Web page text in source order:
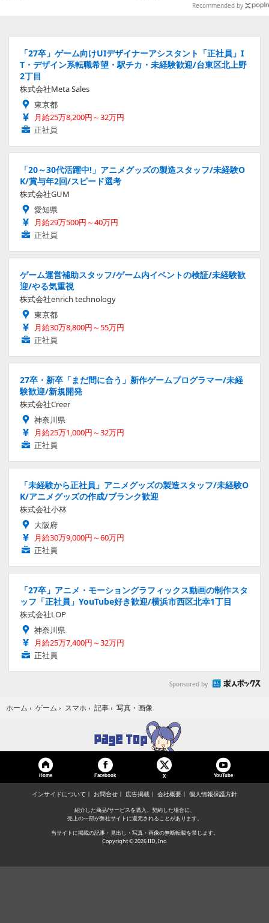
Recommended by
「27卒」ゲーム向けUIデザイナーアシスタント「正社員」I
T・デザイン系転職希望・駅チカ・未経験歓迎/台東区北上野
2丁目
株式会社Meta Sales
東京都
月給25万8,200円～32万円
正社員
「20～30代活躍中!」アニメグッズの製造スタッフ/未経験O
K/賞与年2回/スピード選考
株式会社GUM
愛知県
月給29万500円～40万円
正社員
ゲーム運営補助スタッフ/ゲーム内イベントの検証/未経験歓
迎/やる気重視
株式会社enrich technology
東京都
月給30万8,800円～55万円
正社員
27卒・新卒「まだ間に合う」新作ゲームプログラマー/未経
験歓迎/新規開発
株式会社Creer
神奈川県
月給25万1,000円～32万円
正社員
「未経験から正社員」アニメグッズの製造スタッフ/未経験O
K/アニメグッズの作成/ブランク歓迎
株式会社小林
大阪府
月給30万9,000円～60万円
正社員
「27卒」アニメ・モーショングラフィックス動画の制作スタ
ッフ「正社員」YouTube好き歓迎/横浜市西区北幸1丁目
株式会社LOP
神奈川県
月給25万7,400円～32万円
正社員
Sponsored by
ホーム › ゲーム › スマホ › 記事 › 写真・画像
Home Facebook X YouTube
インサイドについて お問合せ 広告掲載 会社概要 個人情報保護方針
紹介した商品/サービスを購入、契約した場合に、
売上の一部が弊社サイトに還元されることがあります。
当サイトに掲載の記事・見出し・写真・画像の無断転載を禁じます。
Copyright © 2026 IID, Inc.